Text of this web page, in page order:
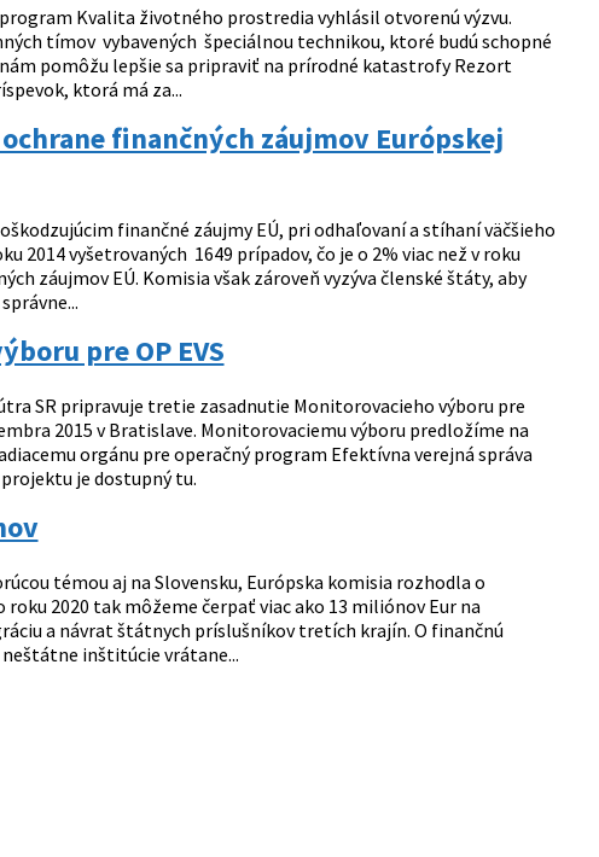
Kvalita životného prostredia vyhlásil otvorenú výzvu.
tímov vybavených špeciálnou technikou, ktoré budú schopné
pomôžu lepšie sa pripraviť na prírodné katastrofy Rezort
ktorá má za...
finančných záujmov Európskej
finančné záujmy EÚ, pri odhaľovaní a stíhaní väčšieho
2014 vyšetrovaných 1649 prípadov, čo je o 2% viac než v roku
záujmov EÚ. Komisia však zároveň vyzýva členské štáty, aby
pre OP EVS
SR pripravuje tretie zasadnutie Monitorovacieho výboru pre
2015 v Bratislave. Monitorovaciemu výboru predložíme na
orgánu pre operačný program Efektívna verejná správa
je dostupný tu.
témou aj na Slovensku, Európska komisia rozhodla o
2020 tak môžeme čerpať viac ako 13 miliónov Eur na
a návrat štátnych príslušníkov tretích krajín. O finančnú
inštitúcie vrátane...